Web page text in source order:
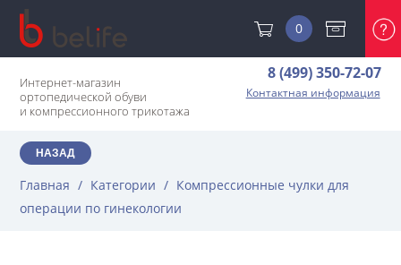
0
Интернет-магазин
ортопедической обуви
и компрессионного трикотажа
8 (499) 350-72-07
Контактная информация
НАЗАД
Главная / Категории / Компрессионные чулки для
операции по гинекологии